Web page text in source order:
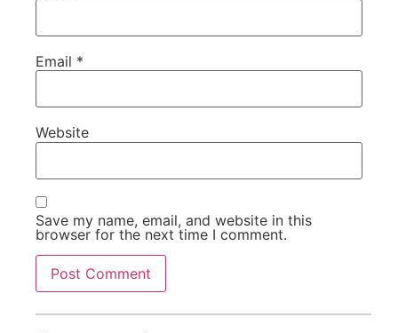
Email *
Website
Save my name, email, and website in this
browser for the next time I comment.